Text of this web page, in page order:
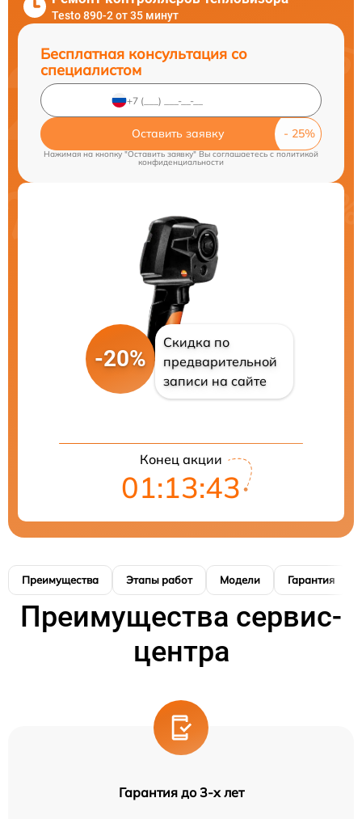
Testo 890-2 от 35 минут
Бесплатная консультация со
специалистом
Оставить заявку
Нажимая на кнопку "Оставить заявку" Вы соглашаетесь cполитикой
конфиденциальности
-20%
Скидка по
предварительной
записи на сайте
Конец акции
01:13:42
Преимущества Этапы работ Модели Гарантия
Преимущества сервис-
центра
Гарантия до 3-х лет